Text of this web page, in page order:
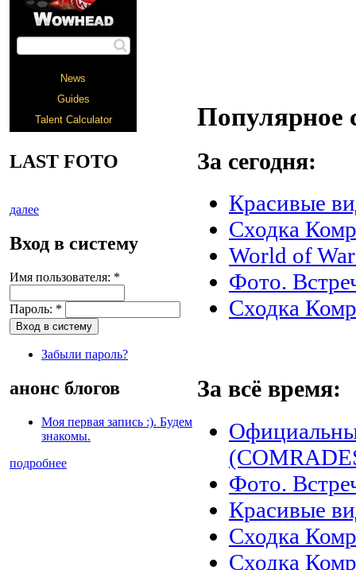
LAST FOTO
далее
Вход в систему
Имя пользователя: *
Пароль: *
Забыли пароль?
анонс блогов
Моя первая запись :). Будем
знакомы.
подробнее
Популярное
За сегодня:
Красивые
Сходка
World of
Фото.
Сходка
За всё время:
Фото.
Красивые
Сходка
Сходка